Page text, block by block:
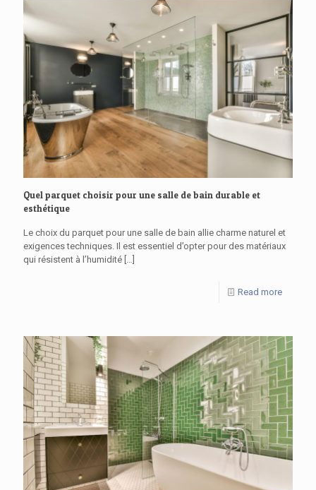
Quel parquet choisir pour une salle de bain durable et
esthétique
Le choix du parquet pour une salle de bain allie charme naturel et
exigences techniques. Il est essentiel d’opter pour des matériaux
qui résistent à l’humidité […]
Read more